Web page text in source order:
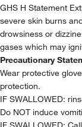
GHS H Statement
severe skin burns
drowsiness or
gases which may
Precautionary
Wear protective
protection.
IF SWALLOWED:
Do NOT induce
IF SWALLOWED: